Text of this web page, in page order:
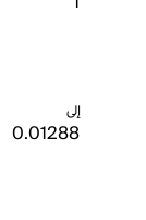
إلى